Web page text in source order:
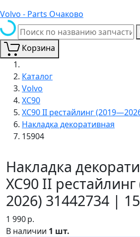
Volvo - Parts Очаково
Корзина
Каталог
Volvo
XC90
XC90 II рестайлинг
Накладка декоративная
15904
Накладка
XC90 II
2026) 31442734 |
1 990р.
В наличии 1 шт.